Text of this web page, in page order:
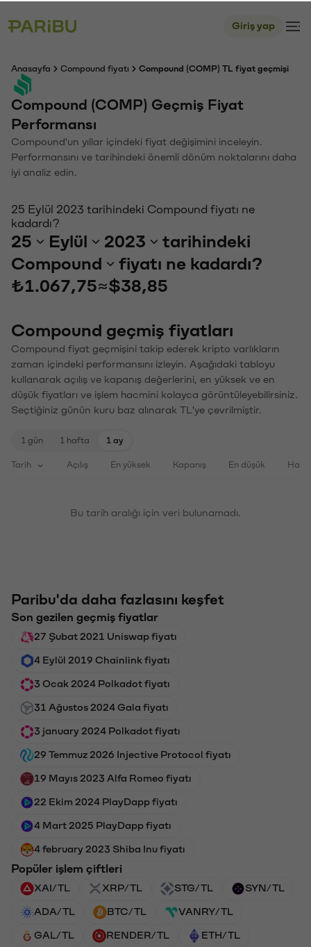
Giriş yap
Anasayfa Compound fiyatı Compound (COMP) TL fiyat geçmişi
Compound (COMP) Geçmiş Fiyat
Performansı
Compound'un yıllar içindeki fiyat değişimini inceleyin.
Performansını ve tarihindeki önemli dönüm noktalarını daha
iyi analiz edin.
25 Eylül 2023 tarihindeki Compound fiyatı ne
kadardı?
25 Eylül 2023
tarihindeki
Compound
fiyatı ne kadardı?
₺1.067,75≈$38,85
Compound geçmiş fiyatları
Compound fiyat geçmişini takip ederek kripto varlıkların
zaman içindeki performansını izleyin. Aşağıdaki tabloyu
kullanarak açılış ve kapanış değerlerini, en yüksek ve en
düşük fiyatları ve işlem hacmini kolayca görüntüleyebilirsiniz.
Seçtiğiniz günün kuru baz alınarak TL'ye çevrilmiştir.
1 gün 1 hafta 1 ay
Tarih Açılış En yüksek Kapanış En düşük
Bu tarih aralığı için veri bulunamadı.
Paribu'da daha fazlasını keşfet
Son gezilen geçmiş fiyatlar
27 Şubat 2021 Uniswap fiyatı
4 Eylül 2019 Chainlink fiyatı
3 Ocak 2024 Polkadot fiyatı
31 Ağustos 2024 Gala fiyatı
3 january 2024 Polkadot fiyatı
29 Temmuz 2026 Injective Protocol fiyatı
19 Mayıs 2023 Alfa Romeo fiyatı
22 Ekim 2024 PlayDapp fiyatı
4 Mart 2025 PlayDapp fiyatı
4 february 2023 Shiba Inu fiyatı
Popüler işlem çiftleri
XAI/TL XRP/TL STG/TL SYN/TL
ADA/TL BTC/TL VANRY/TL
GAL/TL RENDER/TL ETH/TL